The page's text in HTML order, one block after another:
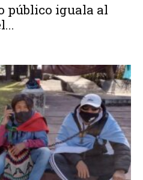
público iguala al